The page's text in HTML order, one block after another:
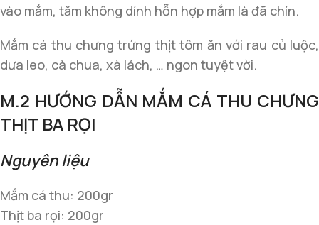
vào mắm, tăm không dính hỗn hợp mắm là đã chín.
Mắm cá thu chưng trứng thịt tôm ăn với rau củ luộc,
dưa leo, cà chua, xà lách, … ngon tuyệt vời.
M.2 HƯỚNG DẪN MẮM CÁ THU CHƯNG
THỊT BA RỌI
Nguyên liệu
Mắm cá thu: 200gr
Thịt ba rọi: 200gr